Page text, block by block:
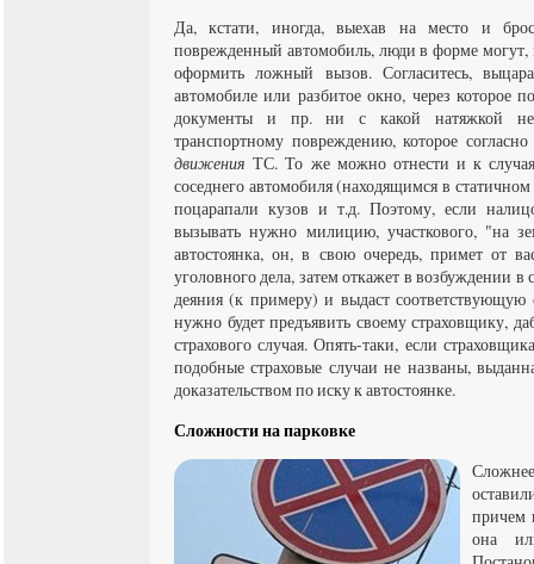
Да, кстати, иногда, выехав на место и
поврежденный автомобиль, люди в форме могут,
оформить ложный вызов. Согласитесь,
автомобиле или разбитое окно, через которое
документы и пр. ни с какой натяжкой
транспортному повреждению, которое
движения ТС. То же можно отнести и к
соседнего автомобиля (находящимся в
поцарапали кузов и т.д. Поэтому, если
вызывать нужно милицию, участкового, "на
автостоянка, он, в свою очередь, примет от
уголовного дела, затем откажет в возбуждении в
деяния (к примеру) и выдаст соответствующую
нужно будет предъявить своему страховщику,
страхового случая. Опять-таки, если
подобные страховые случаи не названы,
доказательством по иску к автостоянке.
Сложности на парковке
причем
она